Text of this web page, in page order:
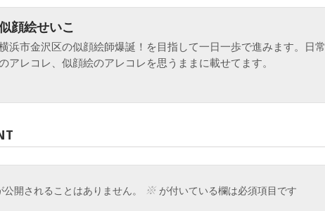
顔絵せいこ
浜市金沢区の似顔絵師爆誕！を目指して一日一歩で進みます。日常
アレコレ、似顔絵のアレコレを思うままに載せてます。
開されることはありません。 ※ が付いている欄は必須項目です